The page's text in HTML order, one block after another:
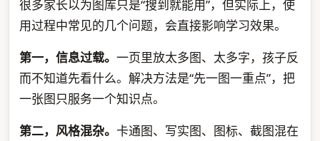
很多家长以为图库只是“搜到就能用”，但实际上，使
用过程中常见的几个问题，会直接影响学习效果。
第一，信息过载。 一页里放太多图、太多字，孩子反
而不知道先看什么。解决方法是“先一图一重点”，把
一张图只服务一个知识点。
第二，风格混杂。 卡通图、写实图、图标、截图混在